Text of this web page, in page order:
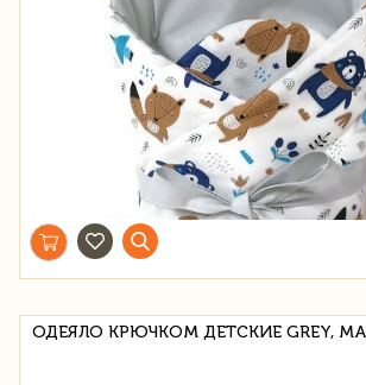
ОДЕЯЛО КРЮЧКОМ ДЕТСКИЕ GREY,